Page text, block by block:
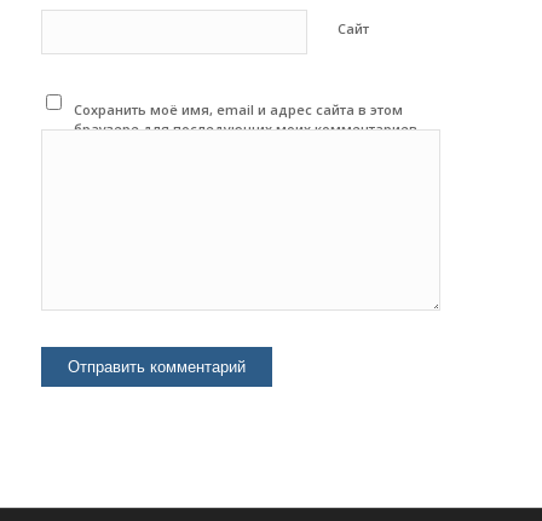
Сайт
Сохранить моё имя, email и адрес сайта в этом
браузере для последующих моих комментариев.